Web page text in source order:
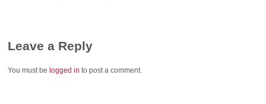
Leave a Reply
You must be logged in to post a comment.